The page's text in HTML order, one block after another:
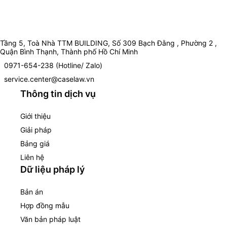
Tầng 5, Toà Nhà TTM BUILDING, Số 309 Bạch Đằng , Phường 2 ,
Quận Bình Thạnh, Thành phố Hồ Chí Minh
0971-654-238 (Hotline/ Zalo)
service.center@caselaw.vn
Thông tin dịch vụ
Giới thiệu
Giải pháp
Bảng giá
Liên hệ
Dữ liệu pháp lý
Bản án
Hợp đồng mẫu
Văn bản pháp luật